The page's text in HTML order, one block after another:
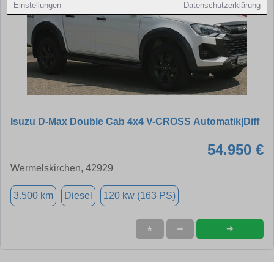
Einstellungen Datenschutzerklärung
Isuzu D-Max Double Cab 4x4 V-CROSS Automatik|Diff
54.950 €
Wermelskirchen, 42929
3.500 km Diesel 120 kw (163 PS)
★ ➦ ➜